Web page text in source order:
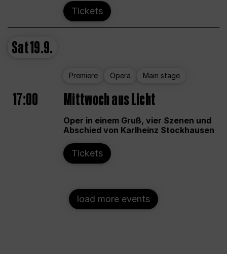
Tickets
Sat19.9.
Premiere Opera Main stage
17:00 Mittwoch aus Licht
Oper in einem Gruß, vier Szenen und
Abschied von Karlheinz Stockhausen
Tickets
load more events